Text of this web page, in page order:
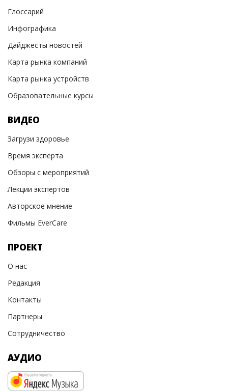
Глоссарий
Инфографика
Дайджесты новостей
Карта рынка компаний
Карта рынка устройств
Образовательные курсы
ВИДЕО
Загрузи здоровье
Время эксперта
Обзоры с мероприятий
Лекции экспертов
Авторское мнение
Фильмы EverCare
ПРОЕКТ
О нас
Редакция
Контакты
Партнеры
Сотрудничество
АУДИО